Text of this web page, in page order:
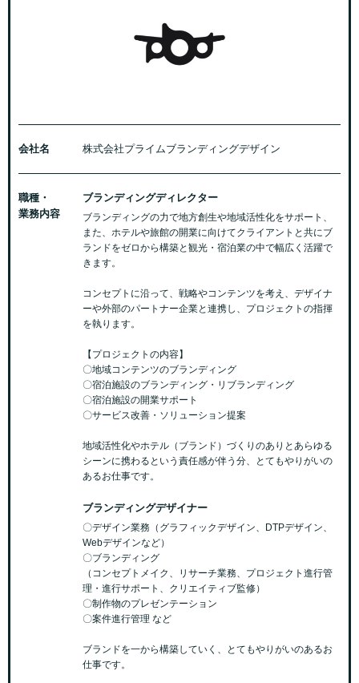
会社名 株式会社プライムブランディングデザイン
職種・
業務内容
ブランディングディレクター
ブランディングの力で地方創生や地域活性化をサポート、
また、ホテルや旅館の開業に向けてクライアントと共にブ
ランドをゼロから構築と観光・宿泊業の中で幅広く活躍で
きます。
コンセプトに沿って、戦略やコンテンツを考え、デザイナ
ーや外部のパートナー企業と連携し、プロジェクトの指揮
を執ります。
【プロジェクトの内容】
〇地域コンテンツのブランディング
〇宿泊施設のブランディング・リブランディング
〇宿泊施設の開業サポート
〇サービス改善・ソリューション提案
地域活性化やホテル（ブランド）づくりのありとあらゆる
シーンに携わるという責任感が伴う分、とてもやりがいの
あるお仕事です。
ブランディングデザイナー
〇デザイン業務（グラフィックデザイン、DTPデザイン、
Webデザインなど）
〇ブランディング
（コンセプトメイク、リサーチ業務、プロジェクト進行管
理・進行サポート、クリエイティブ監修）
〇制作物のプレゼンテーション
〇案件進行管理 など
ブランドを一から構築していく、とてもやりがいのあるお
仕事です。